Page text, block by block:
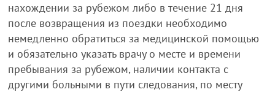
нахождении за рубежом либо в течение 21 дня
после возвращения из поездки необходимо
немедленно обратиться за медицинской помощью
и обязательно указать врачу о месте и времени
пребывания за рубежом, наличии контакта с
другими больными в пути следования, по месту